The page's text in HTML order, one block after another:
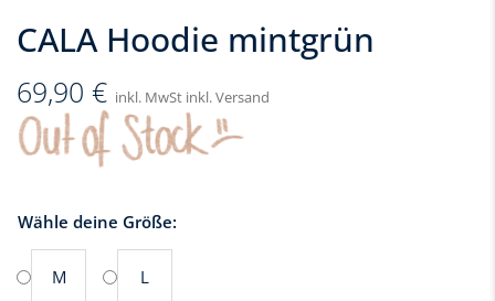
CALA Hoodie mintgrün
69,90 € inkl. MwSt inkl. Versand
Wähle deine Größe:
M L